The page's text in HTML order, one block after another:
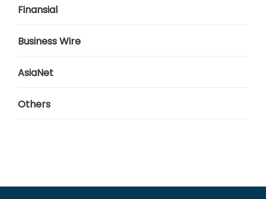
Finansial
Business Wire
AsiaNet
Others